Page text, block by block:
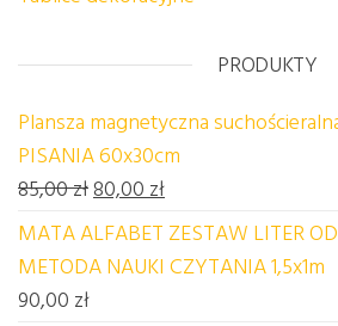
PRODUKTY
Plansza magnetyczna
PISANIA 60x30cm
85,00złPierwotna cena wynosiła:
80,00 złAktualna cena
MATA ALFABET ZESTAW LITER
METODA NAUKI CZYTANIA 1,5x1m
90,00 zł